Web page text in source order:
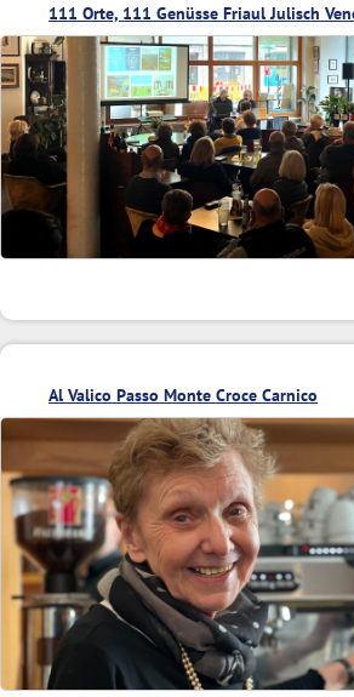
111 Orte, 111 Genüsse Friaul Julisch
Al Valico Passo Monte Croce Carnico